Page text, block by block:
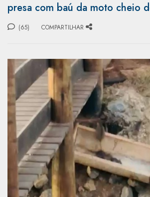
presa com baú da moto cheio
(65) COMPARTILHAR